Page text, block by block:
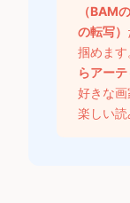
（BAM
の転写）
掴めます
らアー
好きな
楽しい読